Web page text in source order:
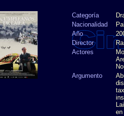
Categoría
Nacionalidad
Año
Director
Actores
Argumento
en